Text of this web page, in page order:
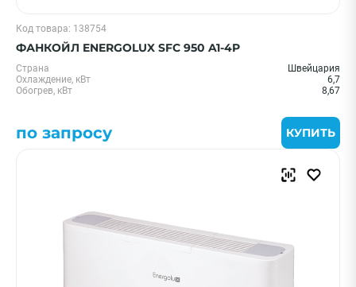
Код товара: 138754
ФАНКОЙЛ ENERGOLUX SFC 950 A1-4P
Страна
Швейцария
Охлаждение, кВт
6,7
Обогрев, кВт
8,67
по запросу КУПИТЬ